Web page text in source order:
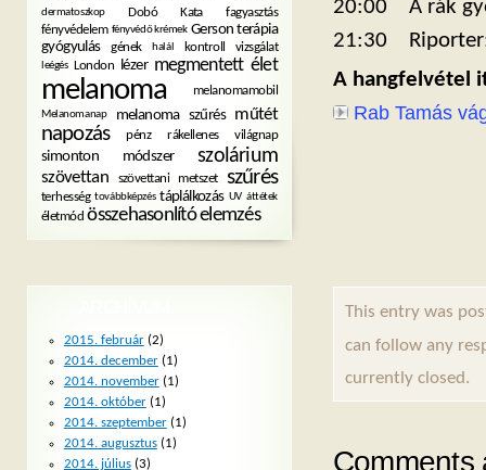
20:00 A rák
21:30 Riporter:
A hangfelvétel
Rab Tamás
This entry was
can follow any
currently closed.
Comments
dermatoszkop Dobó Kata
fagyasztás
fényvédelem fényvédő krémek Gerson terápia
gyógyulás
gének halál kontroll vizsgálat
leégés London lézer megmentett élet
melanoma melanomamobil
Melanomanap melanoma szűrés műtét
napozás pénz rákellenes világnap
simonton módszer szolárium
szövettan szövettani metszet szűrés
terhesség továbbképzés táplálkozás UV áttétek
életmód összehasonlító elemzés
2015. február(2)
2014. december(1)
2014. november(1)
2014. október(1)
2014. szeptember(1)
2014. augusztus(1)
2014. július(3)